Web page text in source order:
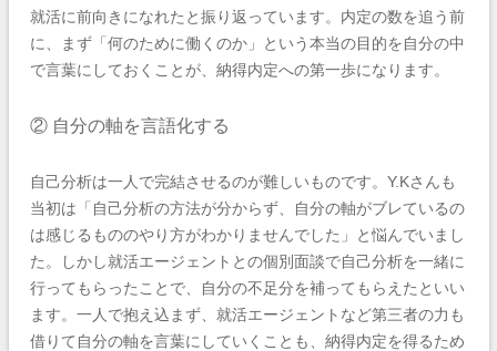
就活に前向きになれたと振り返っています。内定の数を追う前
に、まず「何のために働くのか」という本当の目的を自分の中
で言葉にしておくことが、納得内定への第一歩になります。
② 自分の軸を言語化する
自己分析は一人で完結させるのが難しいものです。Y.Kさんも
当初は「自己分析の方法が分からず、自分の軸がブレているの
は感じるもののやり方がわかりませんでした」と悩んでいまし
た。しかし就活エージェントとの個別面談で自己分析を一緒に
行ってもらったことで、自分の不足分を補ってもらえたといい
ます。一人で抱え込まず、就活エージェントなど第三者の力も
借りて自分の軸を言葉にしていくことも、納得内定を得るため